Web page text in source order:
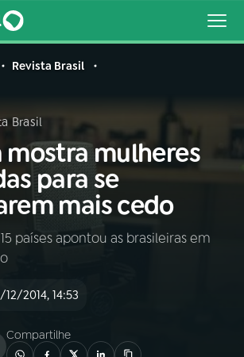
Buscar
AO VIVO
Revista Brasil
Brasil
mostra mulheres
para se
mais cedo
países apontou as brasileiras em
2014, 14:53
Compartilhe